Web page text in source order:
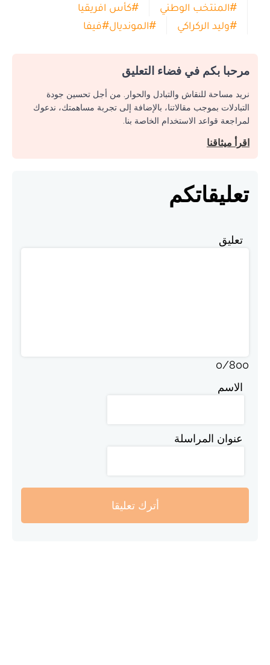
#المنتخب الوطني #كأس افريقيا
#وليد الركراكي #المونديال#فيفا
مرحبا بكم في فضاء التعليق
نريد مساحة للنقاش والتبادل والحوار. من أجل تحسين جودة
التبادلات بموجب مقالاتنا، بالإضافة إلى تجربة مساهمتك، ندعوك
لمراجعة قواعد الاستخدام الخاصة بنا.
اقرأ ميثاقنا
تعليقاتكم
تعليق
0/800
الاسم
عنوان المراسلة
أترك تعليقا